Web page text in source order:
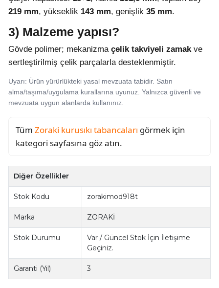
219 mm, yükseklik 143 mm, genişlik 35 mm.
3) Malzeme yapısı?
Gövde polimer; mekanizma çelik takviyeli zamakve
sertleştirilmiş çelik parçalarla desteklenmiştir.
Uyarı: Ürün yürürlükteki yasal mevzuata tabidir. Satın
alma/taşıma/uygulama kurallarına uyunuz. Yalnızca güvenli ve
mevzuata uygun alanlarda kullanınız.
Tüm Zoraki kurusıkı tabancaları görmek için
kategori sayfasına göz atın.
Diğer Özellikler
Stok Kodu zorakimod918t
Marka ZORAKİ
Stok Durumu
Var / Güncel Stok İçin İletişime
Geçiniz.
Garanti (Yıl) 3